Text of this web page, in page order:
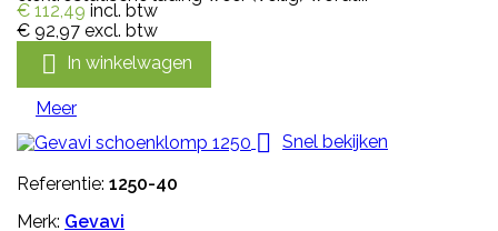
€ 112,49 incl. btw
€ 92,97 excl. btw
 In winkelwagen
Meer
 Snel bekijken
Referentie: 1250-40
Merk: Gevavi